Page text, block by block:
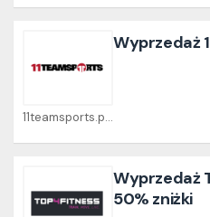
11teamsports.pl Coupons
Wyprzedaż
Wyprzedaż
50% zniżki